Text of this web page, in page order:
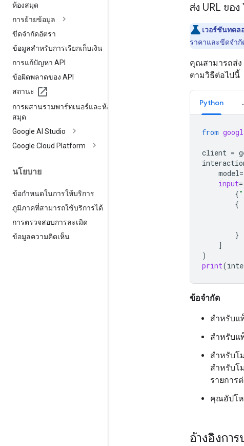
ห้องสมุด
การย้ายข้อมูล
ขีดจำกัดอัตรา
ข้อมูลสำหรับการเรียกเก็บเงิน
การแก้ปัญหา API
ข้อผิดพลาดของ API
สถานะ
การผสานรวมพาร์ทเนอร์และห้อง
สมุด
Google AI Studio
Google Cloud Platform
นโยบาย
ข้อกำหนดในการให้บริการ
ภูมิภาคที่สามารถใช้บริการได้
การตรวจสอบการละเมิด
ข้อมูลความคิดเห็น
ส่ง URL ของ
เวอร์ชันทดล
ราคาและขีดจำกั
คุณสามารถส่ง
ตามวิธีต่อไปนี้
Python
from
client =
model=
input=
{
{
}
]
)
print(
ข้อจำกัด
สำหรับแ
สำหรับแ
สำหรับโ
สำหรับโ
รายการ
คุณอัปโห
อ้างอิงกา